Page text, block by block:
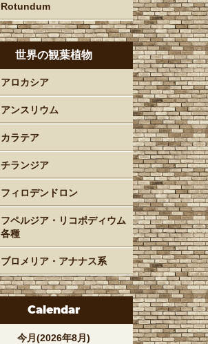
Rotundum
世界の観葉植物
アロカシア
アンスリウム
カラテア
チランジア
フィロデンドロン
フペルジア・リコポディウム
各種
ブロメリア・アナナス系
Calendar
今月(2026年8月)